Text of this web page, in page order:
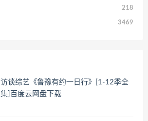
218
3469
访谈综艺《鲁豫有约一日行》[1-12季全
集]百度云网盘下载